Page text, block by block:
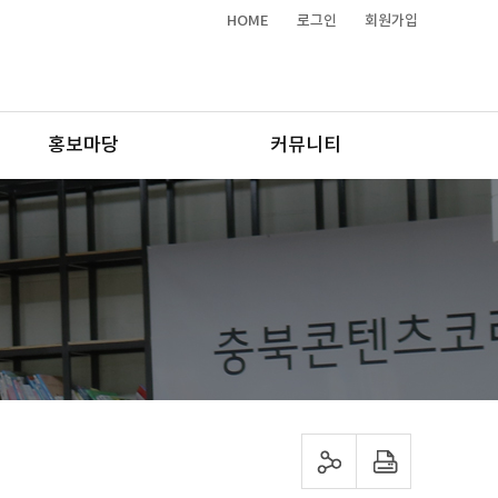
HOME 로그인 회원가입
홍보마당 커뮤니티
sns 공유하기 프린트하기